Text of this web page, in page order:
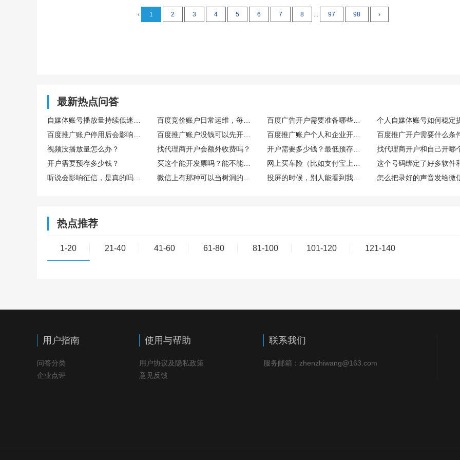
‹ 1 2 3 4 5 6 7 8 ... 97 98 ›
最新热点问答
百度推广开户需要什么条
视频没播放量怎么办？
找代理商开户会额外收费吗？
开户需要预存多少钱？
热点推荐
1-20 21-40 41-60 61-80 81-100 101-120 121-140
用户指南
问答分类
企业点评
使用与帮助
用户协议及隐私政策
意见反馈
联系我们
服务邮箱：zhenzhiwang@163.com